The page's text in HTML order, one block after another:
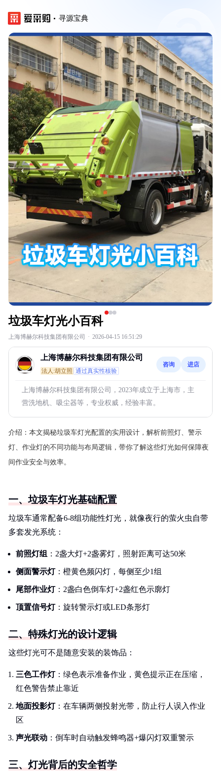
寻源宝典
‹ ›
垃圾车灯光小百科
上海博赫尔科技集团有限公司 · 2026-04-15 16:51:29
上海博赫尔科技集团有限公司
法人:胡立照 通过真实性核验
咨询 进店
上海博赫尔科技集团有限公司，2023年成立于上海市，主
营洗地机、吸尘器等，专业权威，经验丰富。
介绍： 本文揭秘垃圾车灯光配置的实用设计，解析前照灯、警示
灯、作业灯的不同功能与布局逻辑，带你了解这些灯光如何保障夜
间作业安全与效率。
一、垃圾车灯光基础配置
垃圾车通常配备6-8组功能性灯光，就像夜行的萤火虫自带
多套发光系统：
前照灯组 ：2盏大灯+2盏雾灯，照射距离可达50米
侧面警示灯：橙黄色频闪灯，每侧至少1组
尾部作业灯：2盏白色倒车灯+2盏红色示廓灯
顶置信号灯：旋转警示灯或LED条形灯
二、特殊灯光的设计逻辑
这些灯光可不是随意安装的装饰品：
三色工作灯：绿色表示准备作业，黄色提示正在压缩，
红色警告禁止靠近
地面投影灯：在车辆两侧投射光带，防止行人误入作业
区
声光联动 ：倒车时自动触发蜂鸣器+爆闪灯双重警示
三、灯光背后的安全哲学